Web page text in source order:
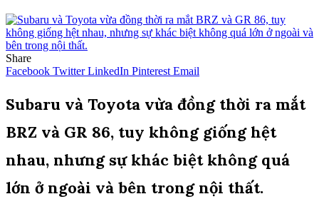
Share
Facebook Twitter LinkedIn Pinterest Email
Subaru và Toyota vừa đồng thời ra mắt
BRZ và GR 86, tuy không giống hệt
nhau, nhưng sự khác biệt không quá
lớn ở ngoài và bên trong nội thất.